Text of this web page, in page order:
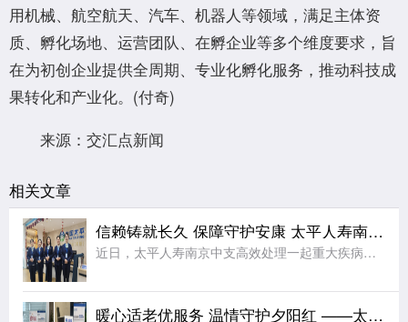
用机械、航空航天、汽车、机器人等领域，满足主体资
质、孵化场地、运营团队、在孵企业等多个维度要求，旨
在为初创企业提供全周期、专业化孵化服务，推动科技成
果转化和产业化。(付奇)
来源：交汇点新闻
相关文章
信赖铸就长久 保障守护安康 太平人寿南京中支高效赔付110万元赢得客户赞誉
近日，太平人寿南京中支高效处理一起重大疾病理赔案件，向客户达先生支付保险金共计110万元。本次理赔以专业、细节、温暖的服务切实履行了保险承诺，生动诠释了公司“以客户为中心”的服务理念。达先生自2014
暖心适老优服务 温情守护夕阳红 ——太平人寿江苏分公司2026年适老化服务工作纪实